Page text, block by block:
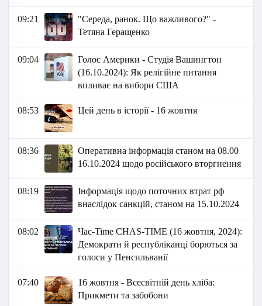
09:21
"Середа, ранок. Що важливого?" -
Тетяна Геращенко
09:04
Голос Америки - Студія Вашингтон
(16.10.2024): Як релігійне питання
впливає на вибори США
08:53 Цей день в історії - 16 жовтня
08:36
Оперативна інформація станом на 08.00
16.10.2024 щодо російського вторгнення
08:19
Інформація щодо поточних втрат рф
внаслідок санкцій, станом на 15.10.2024
08:02
Час-Time CHAS-TIME (16 жовтня, 2024):
Демократи й республіканці борються за
голоси у Пенсильванії
07:40
16 жовтня - Всесвітній день хліба:
Прикмети та забобони